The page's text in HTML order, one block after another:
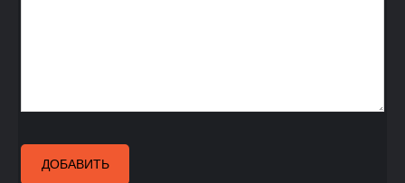
ДОБАВИТЬ